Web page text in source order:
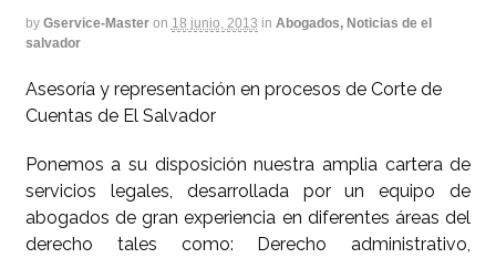
by Gservice-Master on 18 junio, 2013 in Abogados, Noticias de el
salvador
Asesoría y representación en procesos de Corte de
Cuentas de El Salvador
Ponemos a su disposición nuestra amplia cartera de
servicios legales, desarrollada por un equipo de
abogados de gran experiencia en diferentes áreas del
derecho tales como: Derecho administrativo,